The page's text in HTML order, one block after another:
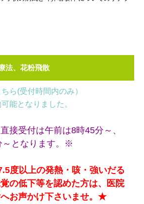
法、花粉飛散
ら(受付時間内のみ）
能となりました。
接受付は午前は8時45分～、
～となります。※
度以上の発熱・咳・強いだる
の低下等を認めた方は、医院
お声かけ下さいませ。★